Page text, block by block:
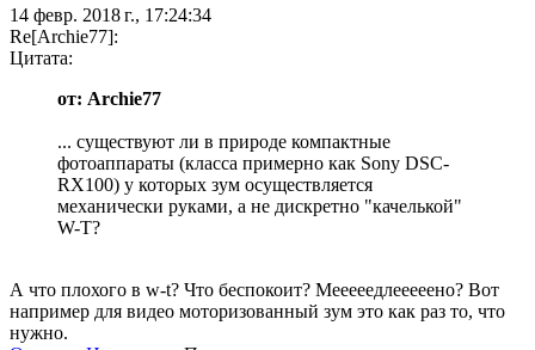
14 февр. 2018 г., 17:24:34
Re[Archie77]:
Цитата:
от: Archie77
... существуют ли в природе компактные
фотоаппараты (класса примерно как Sony DSC-
RX100) у которых зум осуществляется
механически руками, а не дискретно "качелькой"
W-T?
А что плохого в w-t? Что беспокоит? Мееееедлееееено? Вот
например для видео моторизованный зум это как раз то, что
нужно.